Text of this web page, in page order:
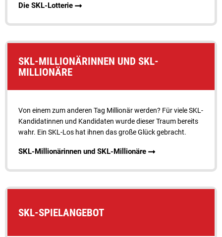
Die SKL-Lotterie
SKL-MILLIONÄRINNEN UND SKL-
MILLIONÄRE
Von einem zum anderen Tag Millionär werden? Für viele SKL-
Kandidatinnen und Kandidaten wurde dieser Traum bereits
wahr. Ein SKL-Los hat ihnen das große Glück gebracht.
SKL-Millionärinnen und SKL-Millionäre
SKL-SPIELANGEBOT